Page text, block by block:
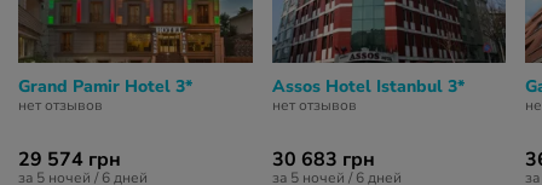
Grand Pamir Hotel 3*
нет отзывов
29 574 грн
за 5 ночей / 6 дней
Assos Hotel Istanbul 3*
нет отзывов
30 683 грн
за 5 ночей / 6 дней